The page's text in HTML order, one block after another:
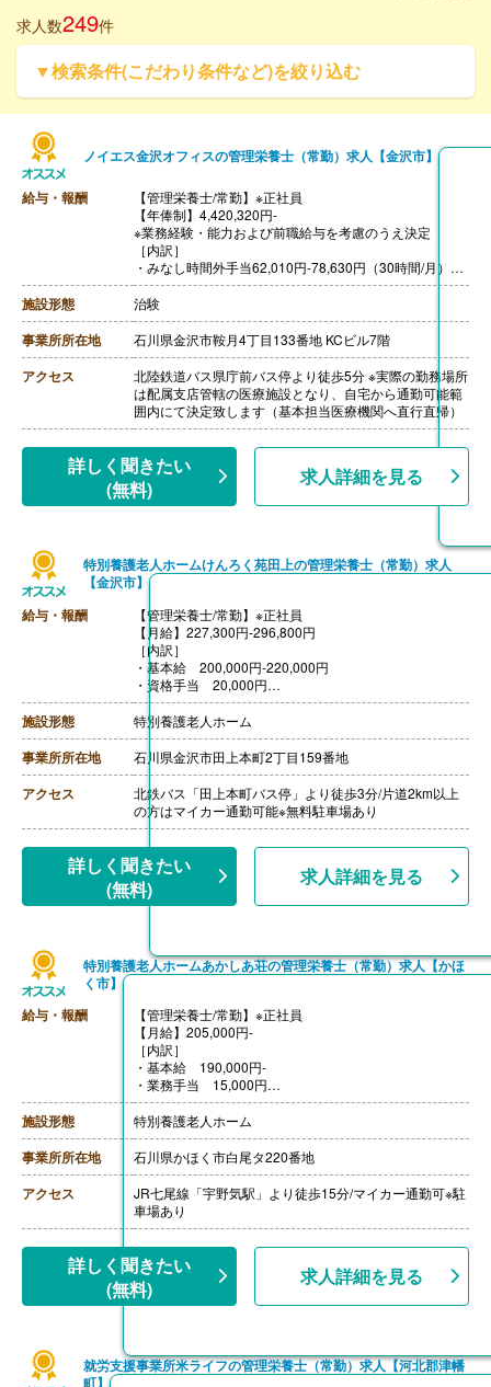
求人が32%となります。
施設形態別に見ると、病院・クリニック求人が9.9%、介護・福祉求人が28.
5%、保育園等求人が2.9%、その他求人が58.7%となります。
求人数249件
▼検索条件(こだわり条件など)を絞り込む
ノイエス金沢オフィスの管理栄養士（常勤）求人【金沢市】
給与・報酬
【管理栄養士/常勤】※正社員
【年俸制】4,420,320円-
※業務経験・能力および前職給与を考慮のうえ決定
［内訳］
・みなし時間外手当62,010円-78,630円（30時間/月）※
超過した場合は別途時間外手当を支給
【賞与】年2回（計4.00ヶ月分）
12月（上期評価）、6月（下期評価）
※賞与月数4.0ヶ月は全社平均値となります。
ご入社初年度に関しましては、ご入社後に導入研修期間
等もあり、業績評価が評価基準まで達しない場合があ
り、賞与月数が全社平均値を下回ります
【通勤手当】あり（公共の交通機関の実費もしくは1ヶ
月分の定期代を支給）
【退職金】あり※勤続3年以上
施設形態 治験
事業所所在地 石川県金沢市鞍月4丁目133番地 KCビル7階
アクセス
北陸鉄道バス県庁前バス停より徒歩5分 ※実際の勤務場所
は配属支店管轄の医療施設となり、自宅から通勤可能範
囲内にて決定致します（基本担当医療機関へ直行直帰）
詳しく聞きたい
(無料)
求人詳細を見る
特別養護老人ホームけんろく苑田上の管理栄養士（常勤）求人
【金沢市】
給与・報酬
【管理栄養士/常勤】※正社員
【月給】227,300円-296,800円
［内訳］
・基本給 200,000円-220,000円
・資格手当 20,000円
・能力給手当 500円-50,000円
・処遇改善手当 6,800円
［その他手当］
・管理職手当 0円-20,000円
【賞与】年2回（計2.00ヶ月分）※前年度実績
【通勤手当】あり（上限20,000円/月）
【昇給】あり
【退職金】あり※退職金共済加入
施設形態 特別養護老人ホーム
事業所所在地 石川県金沢市田上本町2丁目159番地
アクセス
北鉄バス「田上本町バス停」より徒歩3分/片道2km以上
の方はマイカー通勤可能※無料駐車場あり
詳しく聞きたい
(無料)
求人詳細を見る
特別養護老人ホームあかしあ荘の管理栄養士（常勤）求人【かほ
く市】
給与・報酬
【管理栄養士/常勤】※正社員
【月給】205,000円-
［内訳］
・基本給 190,000円-
・業務手当 15,000円
［その他手当］
・住宅手当※支給条件あり
【賞与】年2回（計4.10ヶ月分）※前年度実績
【通勤手当】あり（上限14,200円/月）
【昇給】あり（年1回）※前年度実績
【退職金】なし
施設形態 特別養護老人ホーム
事業所所在地 石川県かほく市白尾タ220番地
アクセス
JR七尾線「宇野気駅」より徒歩15分/マイカー通勤可※駐
車場あり
詳しく聞きたい
(無料)
求人詳細を見る
就労支援事業所米ライフの管理栄養士（常勤）求人【河北郡津幡
町】